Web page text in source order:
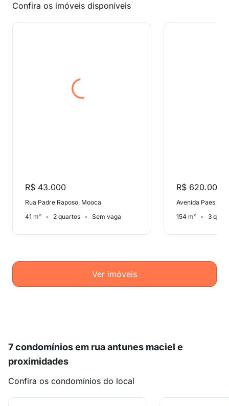
Confira os imóveis disponíveis
R$ 43.000
Rua Padre Raposo, Mooca
41 m²
2 quartos Sem vaga
R$ 620.000
Avenida Paes de
154 m²
3
Ver imóveis
7 condomínios em rua antunes maciel e
proximidades
Confira os condomínios do local